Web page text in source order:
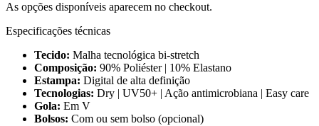
As opções disponíveis aparecem no checkout.
Especificações técnicas
Tecido: Malha tecnológica bi-stretch
Composição: 90% Poliéster | 10% Elastano
Estampa: Digital de alta definição
Tecnologias: Dry | UV50+ | Ação antimicrobiana | Easy care
Gola: Em V
Bolsos: Com ou sem bolso (opcional)